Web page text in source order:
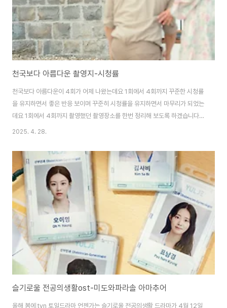
천국보다 아름다운 촬영지-시청률
천국보다 아름다운이 4회가 어제 나왔는데요 1회에서 4회까지 꾸준한 시청률
을 유지하면서 좋은 반응 보이며 꾸준히 시청률을 유지하면서 마무리가 되었는
데요 1회에서 4회까지 촬영했던 촬영장소를 한번 정리해 보도록 하겠습니다
드라마에 나왔던 촬영지고낙준과 해숙이 함께 사는 하우스 천국문 앞에서 나이
남편이 살아 생전 꿈꾸었던 그 집을 남편은 살고 있었는데 능소화 돌담집으로
되어 있었고 80세 남편인 줄 알았는데 알고 보니 젊은 남편으로 되어 있어서
당황하면서 남편이 살아생전 해숙한테 했던 말조차 기억을 못 하는 아쉬움이
남았으며 드림하우스 소개 하기듯 했던 집이고 자주 나오는 곳으로 한지민이
남편을 기다리고 한바탕 머리채를 잡기도 ..
2025. 4. 28.
슬기로울 전공의생활ost-미도와파라솔 아마추어
올해 봄에 tvn 토일드라마 언젠가는 슬기로울 전공의생활 드라마가 4월 12일